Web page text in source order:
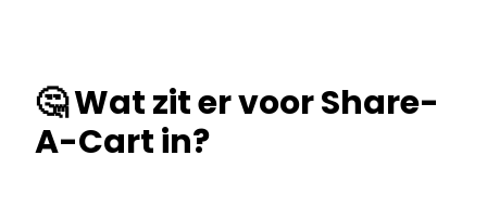
🤔 Wat zit er voor Share-
A-Cart in?